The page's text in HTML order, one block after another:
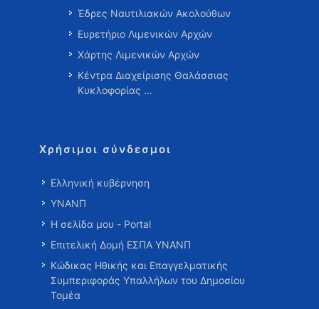
Έδρες Ναυτιλιακών Ακολούθων
Ευρετήριο Λιμενικών Αρχών
Χάρτης Λιμενικών Αρχών
Κέντρα Διαχείρισης Θαλάσσιας
Κυκλοφορίας …
Χρήσιμοι σύνδεσμοι
Ελληνική κυβέρνηση
ΥΝΑΝΠ
Η σελίδα μου - Portal
Επιτελική Δομή ΕΣΠΑ ΥΝΑΝΠ
Κώδικας Ηθικής και Επαγγελματικής
Συμπεριφοράς Υπαλλήλων του Δημοσίου
Τομέα